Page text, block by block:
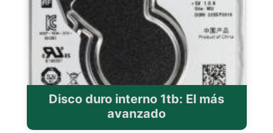
Disco duro interno 1tb: El más
avanzado